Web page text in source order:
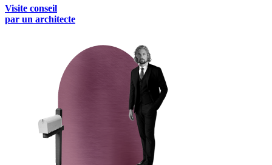
Visite conseil
par un architecte